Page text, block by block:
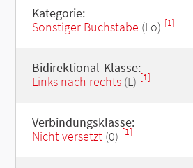
Kategorie:
Sonstiger Buchstabe (Lo) [1]
Bidirektional-Klasse:
Links nach rechts(L) [1]
Verbindungsklasse:
Nicht versetzt(0) [1]